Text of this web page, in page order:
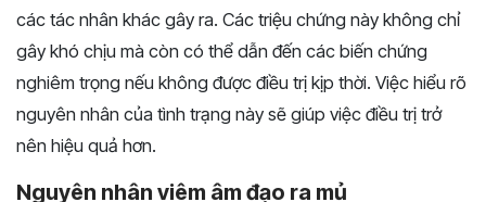
các tác nhân khác gây ra. Các triệu chứng này không chỉ
gây khó chịu mà còn có thể dẫn đến các biến chứng
nghiêm trọng nếu không được điều trị kịp thời. Việc hiểu rõ
nguyên nhân của tình trạng này sẽ giúp việc điều trị trở
nên hiệu quả hơn.
Nguyên nhân viêm âm đạo ra mủ